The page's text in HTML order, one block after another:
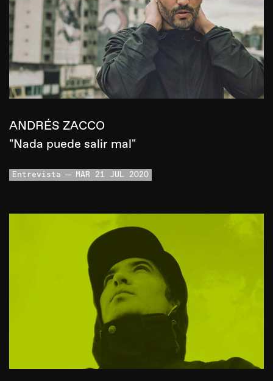
ANDRÉS ZACCO
"Nada puede salir mal"
Entrevista MAR 21 JUL 2020